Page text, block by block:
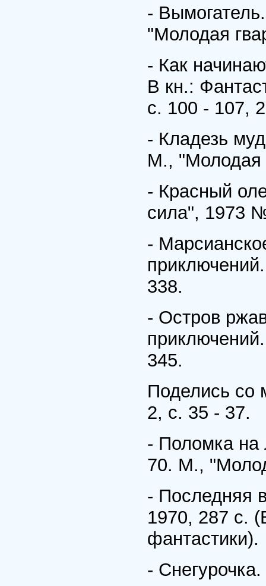
-
"Молодая
- Как
В кн.:
с. 100 - 107,
- Кладезь
М., "Молодая
- Красный
сила", 1973
-
338.
- Остров
345.
Поделись со
2, с. 35 - 37.
- Поломка на
70. М.,
- Последняя
1970, 287 с.
фантастики).
-